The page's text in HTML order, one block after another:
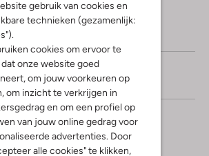
gebruik van cookies en
technieken (gezamenlijk:
cookies om ervoor te
onze website goed
om jouw voorkeuren op
om inzicht te verkrijgen in
en om een profiel op
van jouw online gedrag voor
advertenties. Door
alle cookies" te klikken,
(2) 3/5
2
3
Sterren